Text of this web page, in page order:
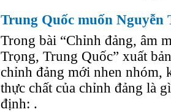
Trung Quốc muốn
Trong bài “Chỉnh đảng, âm
Trọng, Trung Quốc” xuất
chỉnh đảng mới nhen nhóm,
thực chất của chỉnh đảng là
định: .